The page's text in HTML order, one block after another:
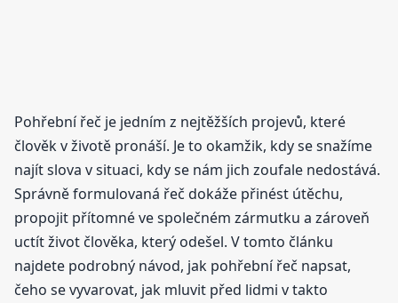
Pohřební řeč je jedním z nejtěžších projevů, které
člověk v životě pronáší. Je to okamžik, kdy se snažíme
najít slova v situaci, kdy se nám jich zoufale nedostává.
Správně formulovaná řeč dokáže přinést útěchu,
propojit přítomné ve společném zármutku a zároveň
uctít život člověka, který odešel. V tomto článku
najdete podrobný návod, jak pohřební řeč napsat,
čeho se vyvarovat, jak mluvit před lidmi v takto